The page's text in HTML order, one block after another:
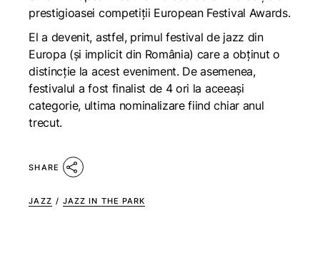
prestigioasei competiții European Festival Awards.
El a devenit, astfel, primul festival de jazz din
Europa (și implicit din România) care a obținut o
distincție la acest eveniment. De asemenea,
festivalul a fost finalist de 4 ori la aceeași
categorie, ultima nominalizare fiind chiar anul
trecut.
SHARE
JAZZ / JAZZ IN THE PARK